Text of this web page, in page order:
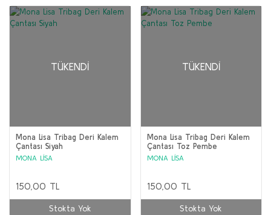
TÜKENDI
Mona Lisa Tribag Deri Kalem
Çantası Siyah
MONA LİSA
150,00 TL
Stokta Yok
TÜKENDI
Mona Lisa Tribag Deri Kalem
Çantası Toz Pembe
MONA LİSA
150,00 TL
Stokta Yok